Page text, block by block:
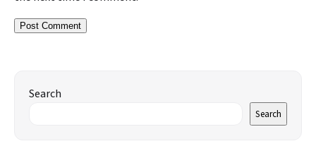
Search
Search